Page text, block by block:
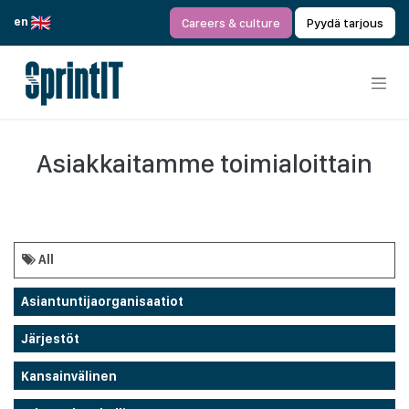
en
Careers & culture Pyydä tarjous
Asiakkaitamme toimialoittain
All
Asiantuntijaorganisaatiot
Järjestöt
Kansainvälinen